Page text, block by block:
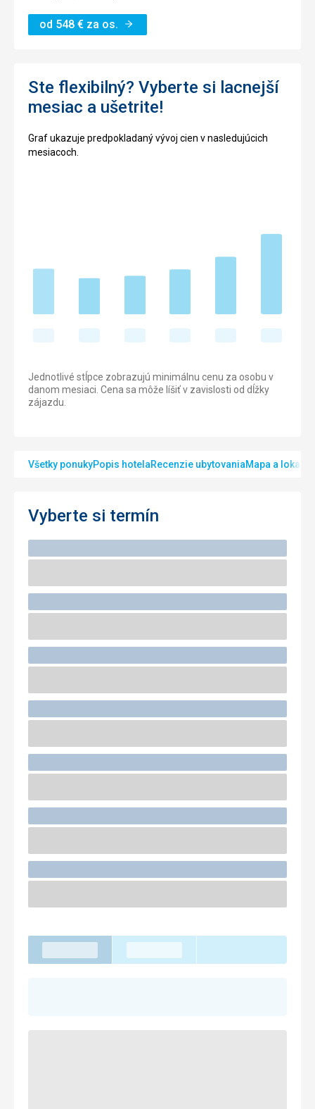
od 548 € za os.
Ste flexibilný? Vyberte si lacnejší
mesiac a ušetrite!
Graf ukazuje predpokladaný vývoj cien v nasledujúcich
mesiacoch.
Jednotlivé stĺpce zobrazujú minimálnu cenu za osobu v
danom mesiaci. Cena sa môže líšiť v zavislosti od dĺžky
zájazdu.
Všetky ponukyPopis hotelaRecenzie ubytovaniaMapa a lokalita
Vyberte si termín